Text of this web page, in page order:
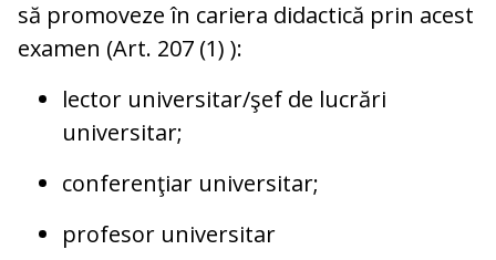
să promoveze în cariera didactică prin acest
examen (Art. 207 (1) ):
lector universitar/şef de lucrări
universitar;
conferenţiar universitar;
profesor universitar